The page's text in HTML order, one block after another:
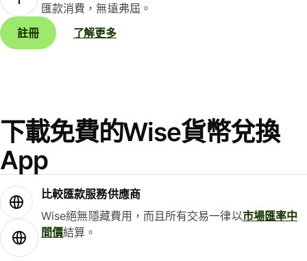
匯款消費，無遠弗屆。
註冊
了解更多
下載免費的Wise貨幣兌換
App
比較匯款服務供應商
Wise絕無隱藏費用，而且所有交易一律以市場匯率中
間價結算。